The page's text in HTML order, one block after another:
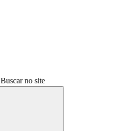
Buscar no site